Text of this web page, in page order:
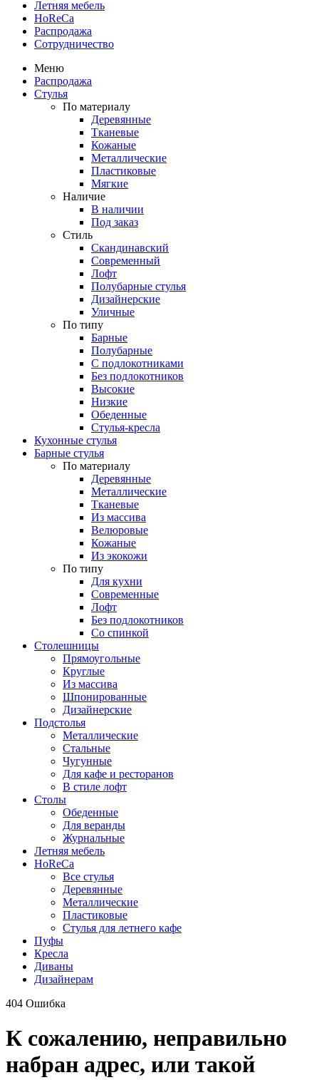
Летняя мебель
HoReCa
Распродажа
Сотрудничество
Меню
Распродажа
Стулья
По материалу
Деревянные
Тканевые
Кожаные
Металлические
Пластиковые
Мягкие
Наличие
В наличии
Под заказ
Стиль
Скандинавский
Современный
Лофт
Полубарные стулья
Дизайнерские
Уличные
По типу
Барные
Полубарные
С подлокотниками
Без подлокотников
Высокие
Низкие
Обеденные
Стулья-кресла
Кухонные стулья
Барные стулья
По материалу
Деревянные
Металлические
Тканевые
Из массива
Велюровые
Кожаные
Из экокожи
По типу
Для кухни
Современные
Лофт
Без подлокотников
Со спинкой
Столешницы
Прямоугольные
Круглые
Из массива
Шпонированные
Дизайнерские
Подстолья
Металлические
Стальные
Чугунные
Для кафе и ресторанов
В стиле лофт
Столы
Обеденные
Для веранды
Журнальные
Летняя мебель
HoReCa
Все стулья
Деревянные
Металлические
Пластиковые
Стулья для летнего кафе
Пуфы
Кресла
Диваны
Дизайнерам
404 Ошибка
К сожалению, неправильно
набран адрес, или такой